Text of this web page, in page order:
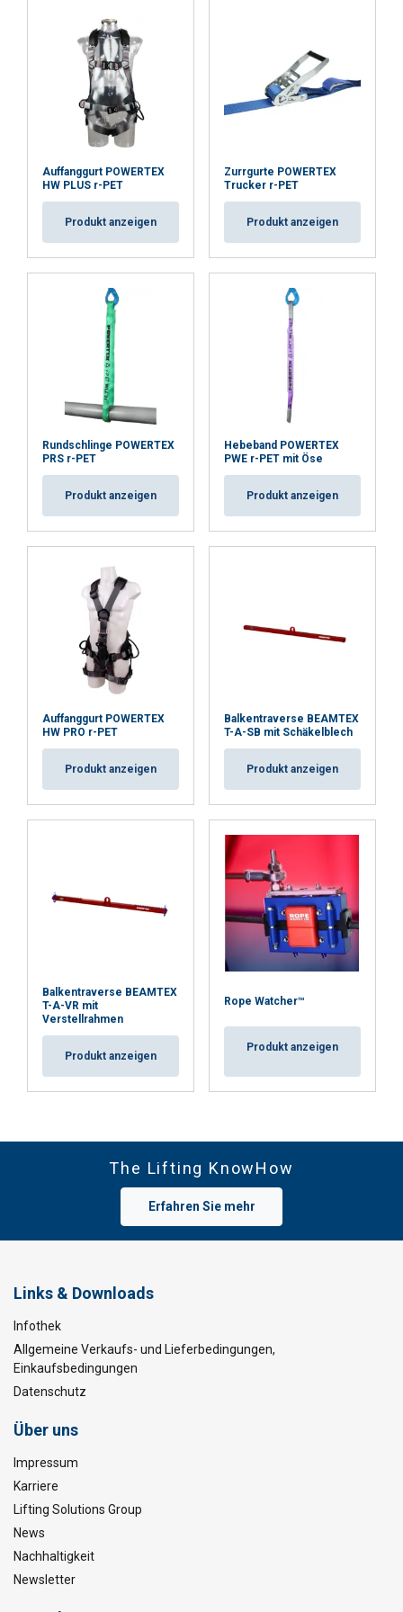
Auffanggurt POWERTEX
HW PLUS r-PET
Produkt anzeigen
Zurrgurte POWERTEX
Trucker r-PET
Produkt anzeigen
Rundschlinge POWERTEX
PRS r-PET
Produkt anzeigen
Hebeband POWERTEX
PWE r-PET mit Öse
Produkt anzeigen
Auffanggurt POWERTEX
HW PRO r-PET
Produkt anzeigen
Balkentraverse BEAMTEX
T-A-SB mit Schäkelblech
Produkt anzeigen
Balkentraverse BEAMTEX
T-A-VR mit
Verstellrahmen
Produkt anzeigen
Rope Watcher™
Produkt anzeigen
The Lifting KnowHow
Erfahren Sie mehr
Links & Downloads
Infothek
Allgemeine Verkaufs- und Lieferbedingungen,
Einkaufsbedingungen
Datenschutz
Über uns
Impressum
Karriere
Lifting Solutions Group
News
Nachhaltigkeit
Newsletter
Unbedingt
erforderlich
Funktionalität Unklassifizierte
ALLE AKZEPTIEREN
ALLE ABLEHNEN
DETAILS ANZEIGEN